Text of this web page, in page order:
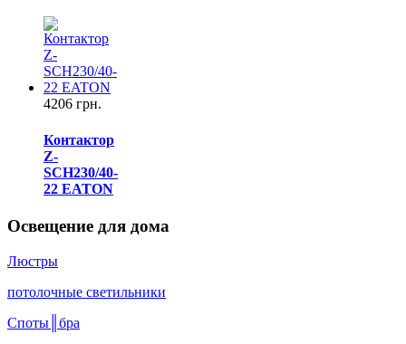
4206 грн.
Контактор
Z-
SCH230/40-
22 EATON
Освещение для дома
Люстры
потолочные светильники
Споты║бра